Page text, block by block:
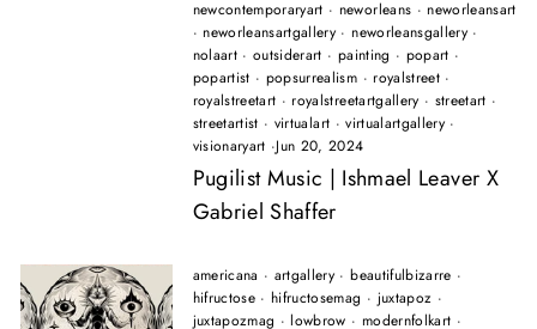
newcontemporaryart · neworleans · neworleansart
· neworleansartgallery · neworleansgallery·
nolaart ·outsiderart · painting · popart ·
popartist · popsurrealism · royalstreet·
royalstreetart · royalstreetartgallery · streetart ·
streetartist · virtualart ·virtualartgallery ·
visionaryart ·Jun 20, 2024
Pugilist Music | Ishmael Leaver X
Gabriel Shaffer
americana · artgallery ·beautifulbizarre ·
hifructose · hifructosemag · juxtapoz ·
juxtapozmag · lowbrow · modernfolkart ·